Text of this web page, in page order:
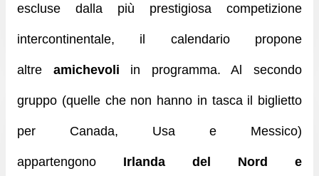
escluse dalla più prestigiosa competizione
intercontinentale, il calendario propone
altre amichevoli in programma. Al secondo
gruppo (quelle che non hanno in tasca il biglietto
per Canada, Usa e Messico)
appartengono Irlanda del Nord e